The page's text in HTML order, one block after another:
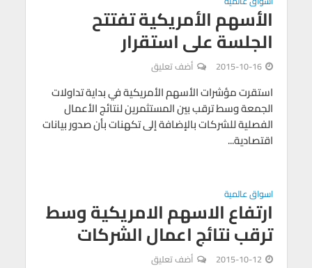
الأسهم الأمريكية تفتتح
الجلسة على استقرار
2015-10-16 أضف تعليق
استقرت مؤشرات الأسهم الأمريكية في بداية تداولات
الجمعة وسط ترقب بين المستثمرين لنتائج الأعمال
الفصلية للشركات بالإضافة إلى تكهنات بأن صدور بيانات
اقتصادية...
اسواق عالمية
ارتفاع الاسهم الامريكية وسط
ترقب نتائج اعمال الشركات
2015-10-12 أضف تعليق